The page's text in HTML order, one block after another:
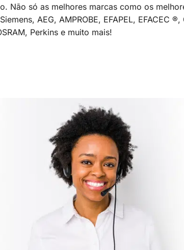
Não só as melhores marcas como os
AEG, AMPROBE, EFAPEL, EFACEC ®,
Perkins e muito mais!